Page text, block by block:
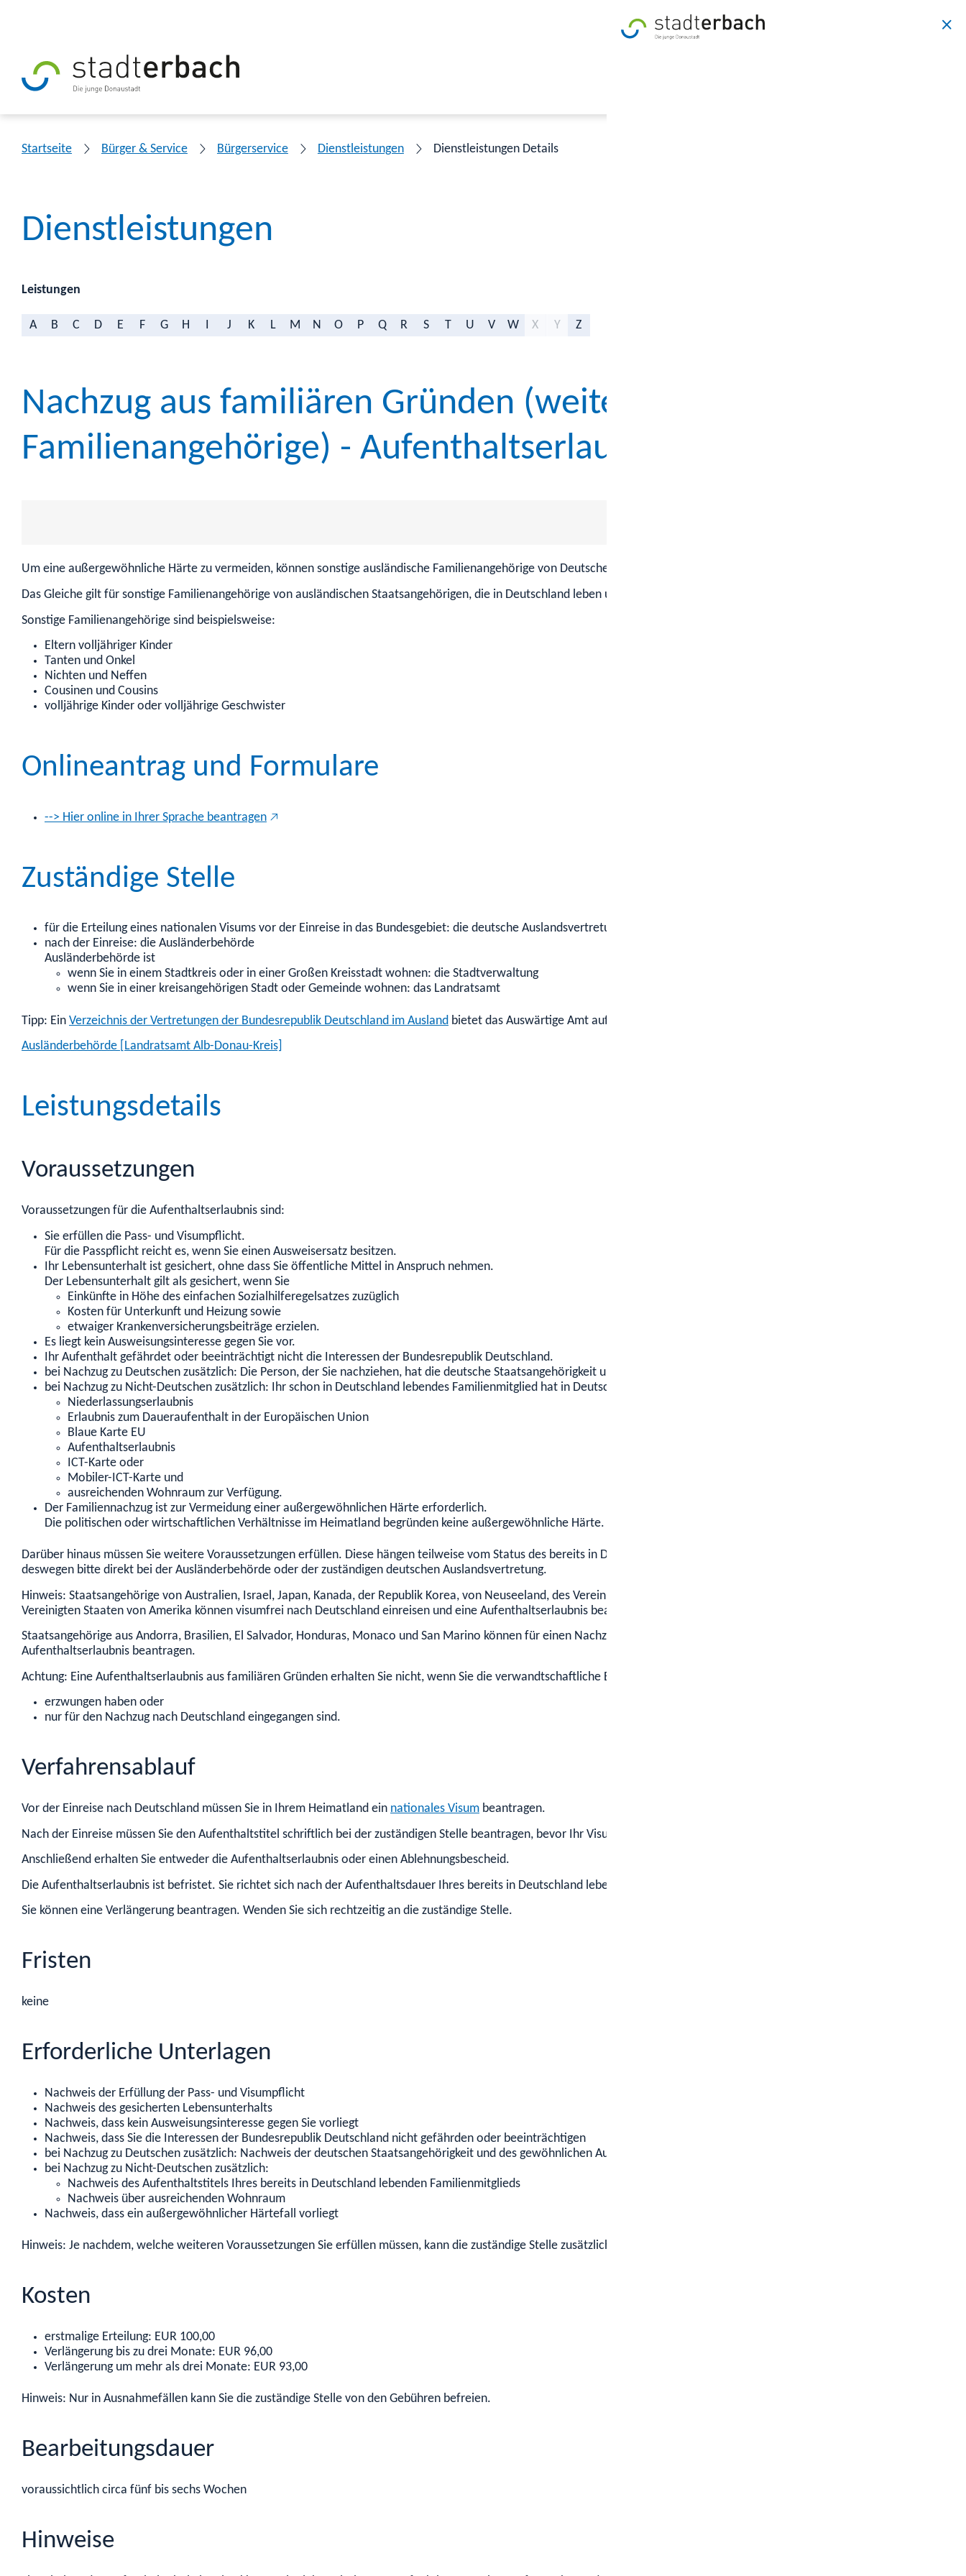
Startseite Bürger & Service Bürgerservice Dienstleistungen Dienstleistungen Details
Dienstleistungen
Leistungen
A B C D E F G H J K L M N O P Q R S T U V W X Y Z
Nachzug aus familiären Gründen (weitere
Familienangehörige) - Aufenthaltserlaubnis beantragen
Um eine außergewöhnliche Härte zu vermeiden, können sonstige ausländische Familienangehörige von Deutschen eine Aufenthaltserlaubnis aus familiären Gründen erhalten.
Das Gleiche gilt für sonstige Familienangehörige von ausländischen Staatsangehörigen, die in Deutschland leben und einen gültigen Aufenthaltstitel besitzen.
Sonstige Familienangehörige sind beispielsweise:
Eltern volljähriger Kinder
Tanten und Onkel
Nichten und Neffen
Cousinen und Cousins
volljährige Kinder oder volljährige Geschwister
Onlineantrag und Formulare
--> Hier online in Ihrer Sprache beantragen
Zuständige Stelle
für die Erteilung eines nationalen Visums vor der Einreise in das Bundesgebiet: die deutsche Auslandsvertretung (Botschaft, Konsulat)
nach der Einreise: die Ausländerbehörde
Ausländerbehörde ist
wenn Sie in einem Stadtkreis oder in einer Großen Kreisstadt wohnen: die Stadtverwaltung
wenn Sie in einer kreisangehörigen Stadt oder Gemeinde wohnen: das Landratsamt
Tipp: Ein Verzeichnis der Vertretungen der Bundesrepublik Deutschland im Ausland bietet das Auswärtige Amt auf seinen Internetseiten.
Ausländerbehörde [Landratsamt Alb-Donau-Kreis]
Leistungsdetails
Voraussetzungen
Voraussetzungen für die Aufenthaltserlaubnis sind:
Sie erfüllen die Pass- und Visumpflicht.
Für die Passpflicht reicht es, wenn Sie einen Ausweisersatz besitzen.
Ihr Lebensunterhalt ist gesichert, ohne dass Sie öffentliche Mittel in Anspruch nehmen.
Der Lebensunterhalt gilt als gesichert, wenn Sie
Einkünfte in Höhe des einfachen Sozialhilferegelsatzes zuzüglich
Kosten für Unterkunft und Heizung sowie
etwaiger Krankenversicherungsbeiträge erzielen.
Es liegt kein Ausweisungsinteresse gegen Sie vor.
Ihr Aufenthalt gefährdet oder beeinträchtigt nicht die Interessen der Bundesrepublik Deutschland.
bei Nachzug zu Deutschen zusätzlich: Die Person, der Sie nachziehen, hat die deutsche Staatsangehörigkeit und hält sich gewöhnlich in Deutschland auf.
bei Nachzug zu Nicht-Deutschen zusätzlich: Ihr schon in Deutschland lebendes Familienmitglied hat in Deutschland eine
Niederlassungserlaubnis
Erlaubnis zum Daueraufenthalt in der Europäischen Union
Blaue Karte EU
Aufenthaltserlaubnis
ICT-Karte oder
Mobiler-ICT-Karte und
ausreichenden Wohnraum zur Verfügung.
Der Familiennachzug ist zur Vermeidung einer außergewöhnlichen Härte erforderlich.
Die politischen oder wirtschaftlichen Verhältnisse im Heimatland begründen keine außergewöhnliche Härte.
Darüber hinaus müssen Sie weitere Voraussetzungen erfüllen. Diese hängen teilweise vom Status des bereits in Deutschland lebenden Familienmitglieds ab.
deswegen bitte direkt bei der Ausländerbehörde oder der zuständigen deutschen Auslandsvertretung.
Hinweis: Staatsangehörige von Australien, Israel, Japan, Kanada, der Republik Korea, von Neuseeland, des Vereinigten Königreichs Großbritannien und Nordirland und der
Vereinigten Staaten von Amerika können visumfrei nach Deutschland einreisen und eine Aufenthaltserlaubnis beantragen.
Staatsangehörige aus Andorra, Brasilien, El Salvador, Honduras, Monaco und San Marino können für einen Nachzug aus familiären Gründen ebenfalls visumfrei einreisen und eine
Aufenthaltserlaubnis beantragen.
Achtung: Eine Aufenthaltserlaubnis aus familiären Gründen erhalten Sie nicht, wenn Sie die verwandtschaftliche Beziehung
erzwungen haben oder
nur für den Nachzug nach Deutschland eingegangen sind.
Verfahrensablauf
Vor der Einreise nach Deutschland müssen Sie in Ihrem Heimatland ein nationales Visum beantragen.
Nach der Einreise müssen Sie den Aufenthaltstitel schriftlich bei der zuständigen Stelle beantragen, bevor Ihr Visum abläuft.
Anschließend erhalten Sie entweder die Aufenthaltserlaubnis oder einen Ablehnungsbescheid.
Die Aufenthaltserlaubnis ist befristet. Sie richtet sich nach der Aufenthaltsdauer Ihres bereits in Deutschland lebenden Familienmitgliedes.
Sie können eine Verlängerung beantragen. Wenden Sie sich rechtzeitig an die zuständige Stelle.
Fristen
keine
Erforderliche Unterlagen
Nachweis der Erfüllung der Pass- und Visumpflicht
Nachweis des gesicherten Lebensunterhalts
Nachweis, dass kein Ausweisungsinteresse gegen Sie vorliegt
Nachweis, dass Sie die Interessen der Bundesrepublik Deutschland nicht gefährden oder beeinträchtigen
bei Nachzug zu Deutschen zusätzlich: Nachweis der deutschen Staatsangehörigkeit und des gewöhnlichen Aufenthalts in Deutschland von der Person, der Sie nachziehen
bei Nachzug zu Nicht-Deutschen zusätzlich:
Nachweis des Aufenthaltstitels Ihres bereits in Deutschland lebenden Familienmitglieds
Nachweis über ausreichenden Wohnraum
Nachweis, dass ein außergewöhnlicher Härtefall vorliegt
Hinweis: Je nachdem, welche weiteren Voraussetzungen Sie erfüllen müssen, kann die zuständige Stelle zusätzliche Unterlagen verlangen.
Kosten
erstmalige Erteilung: EUR 100,00
Verlängerung bis zu drei Monate: EUR 96,00
Verlängerung um mehr als drei Monate: EUR 93,00
Hinweis: Nur in Ausnahmefällen kann Sie die zuständige Stelle von den Gebühren befreien.
Bearbeitungsdauer
voraussichtlich circa fünf bis sechs Wochen
Hinweise